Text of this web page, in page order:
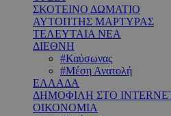
ΣΚΟΤΕΙΝΟ ΔΩΜΑΤΙΟ
ΑΥΤΟΠΤΗΣ ΜΑΡΤΥΡΑΣ
ΤΕΛΕΥΤΑΙΑ ΝΕΑ
ΔΙΕΘΝΗ
#Καύσωνας
#Μέση Ανατολή
ΕΛΛΑΔΑ
ΔΗΜΟΦΙΛΗ ΣΤΟ
ΟΙΚΟΝΟΜΙΑ